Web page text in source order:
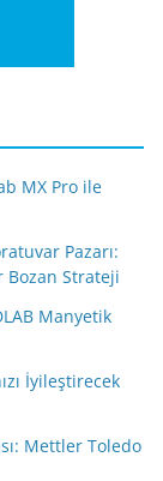
MX Pro ile
Pazarı:
Bozan Strateji
Manyetik
İyileştirecek
Mettler Toledo